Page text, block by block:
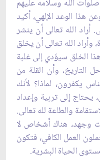
صلوات الله وسلامه عليهم
هذا الوعد الإلهي، أكيد
أراد الله تعالى أن ينشر
الله تعالى أن يخلق
الخلق سيؤدي إلى غلبة
التاريخ، وأن القلة من
يكفرون، لماذا؟ لأنك
إلى تربية وإعداد
والطاعة لله تعالى.
وجهد، هناك أشخاص لا
العمل الكافي، فتكون
الحياة البشرية.